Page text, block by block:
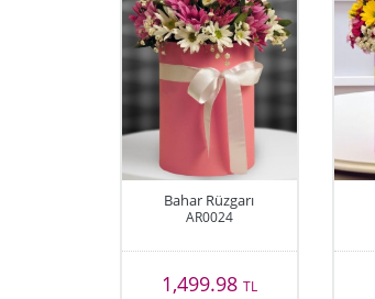
Bahar Rüzgarı
AR0024
1,499.98 TL